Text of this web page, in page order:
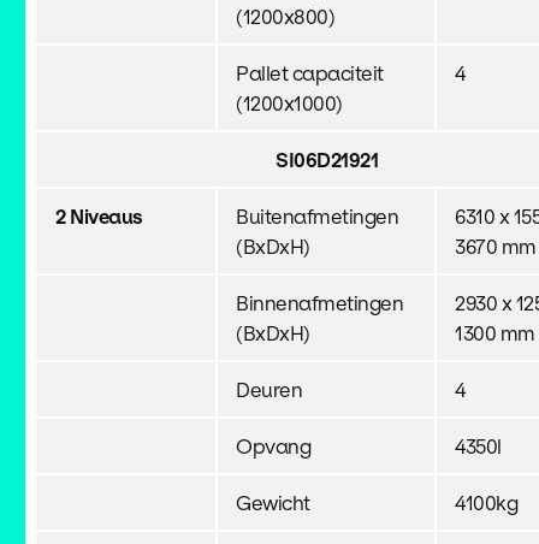
(1200x800)
Pallet capaciteit
(1200x1000)
4
SI06D21921
2 Niveaus
Buitenafmetingen
(BxDxH)
6310 x
3670 mm
Binnenafmetingen
(BxDxH)
2930 x
1300
Deuren 4
Opvang 4350l
Gewicht 4100kg